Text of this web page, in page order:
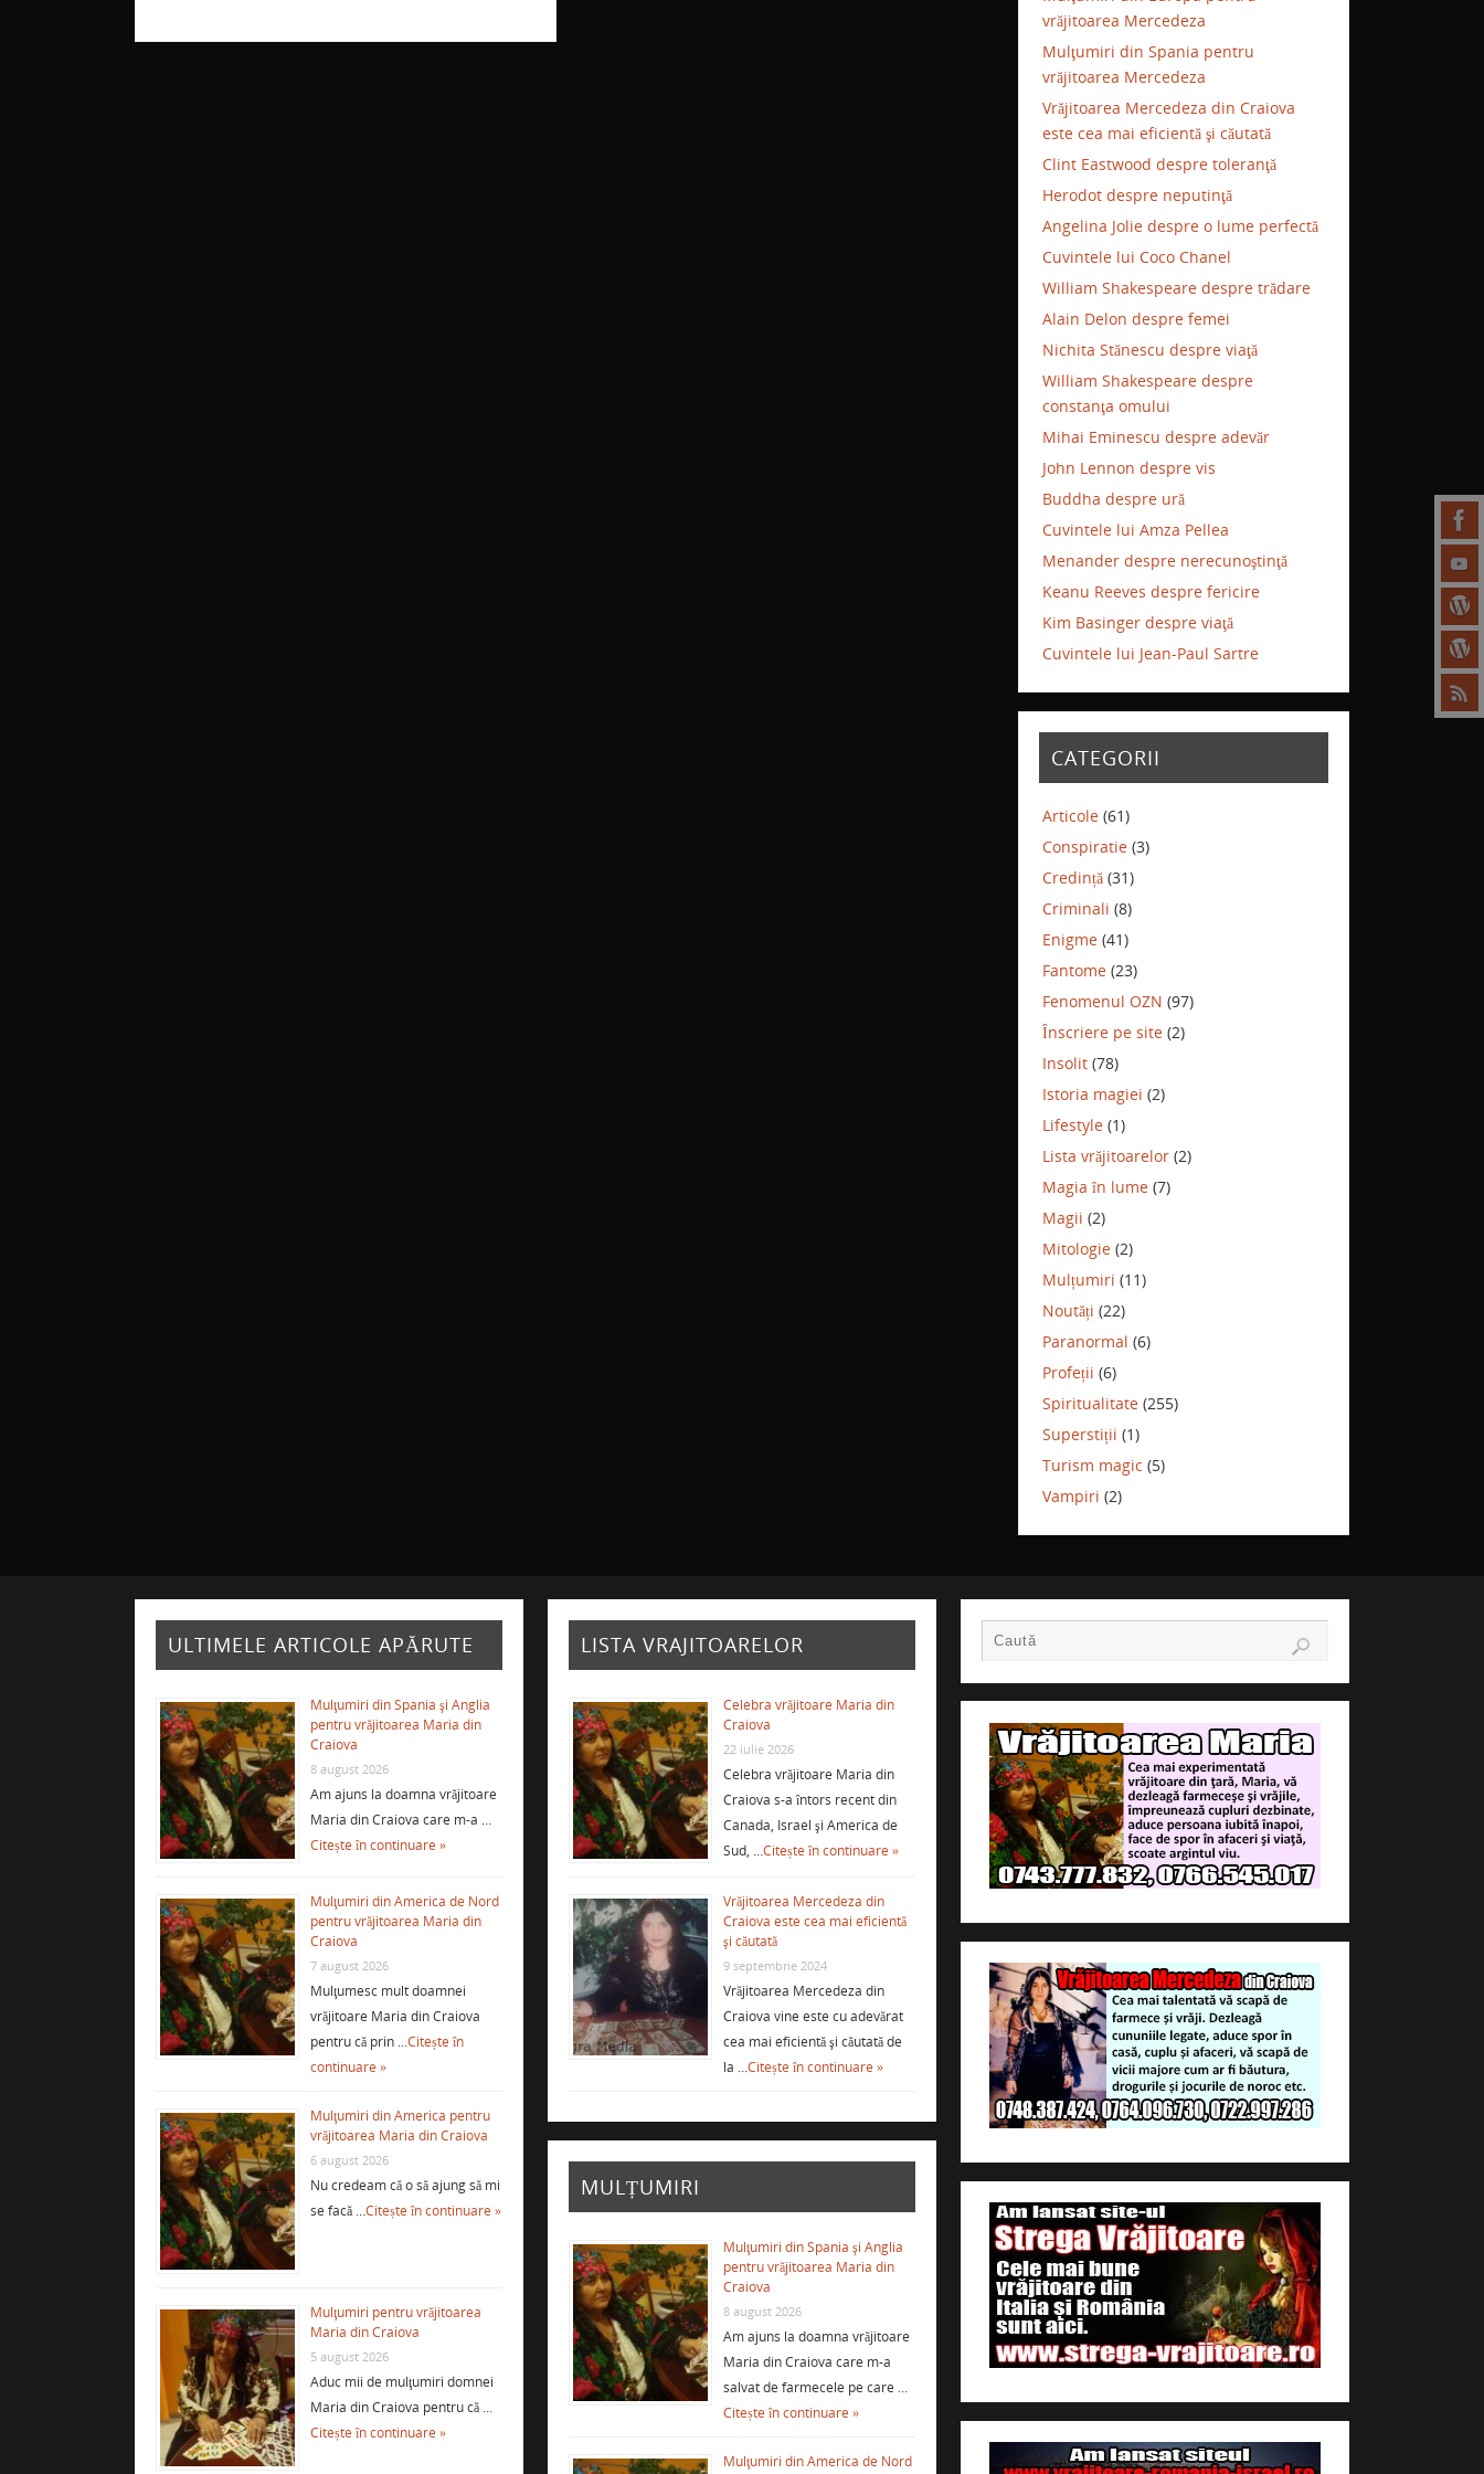
vrăjitoarea Mercedeza
Mulţumiri din Spania pentru
vrăjitoarea Mercedeza
Vrăjitoarea Mercedeza din Craiova
este cea mai eficientă şi căutată
Clint Eastwood despre toleranţă
Herodot despre neputinţă
Angelina Jolie despre o lume perfectă
Cuvintele lui Coco Chanel
William Shakespeare despre trădare
Alain Delon despre femei
Nichita Stănescu despre viaţă
William Shakespeare despre
constanţa omului
Mihai Eminescu despre adevăr
John Lennon despre vis
Buddha despre ură
Cuvintele lui Amza Pellea
Menander despre nerecunoştinţă
Keanu Reeves despre fericire
Kim Basinger despre viaţă
Cuvintele lui Jean-Paul Sartre
CATEGORII
Articole (61)
Conspiratie (3)
Credință (31)
Criminali (8)
Enigme (41)
Fantome (23)
Fenomenul OZN (97)
Înscriere pe site (2)
Insolit (78)
Istoria magiei (2)
Lifestyle (1)
Lista vrăjitoarelor (2)
Magia în lume (7)
Magii (2)
Mitologie (2)
Mulțumiri (11)
Noutăți (22)
Paranormal (6)
Profeții (6)
Spiritualitate (255)
Superstiții (1)
Turism magic (5)
Vampiri (2)
ULTIMELE ARTICOLE APĂRUTE
Mulţumiri din Spania şi Anglia
pentru vrăjitoarea Maria din
Craiova
8 august 2026
Am ajuns la doamna vrăjitoare
Maria din Craiova care m-a …
Citește în continuare »
Mulţumiri din America de Nord
pentru vrăjitoarea Maria din
Craiova
7 august 2026
Mulţumesc mult doamnei
vrăjitoare Maria din Craiova
pentru că prin …Citește în
continuare »
Mulţumiri din America pentru
vrăjitoarea Maria din Craiova
6 august 2026
Nu credeam că o să ajung să mi
se facă …Citește în continuare »
Mulţumiri pentru vrăjitoarea
Maria din Craiova
5 august 2026
Aduc mii de mulţumiri domnei
Maria din Craiova pentru că …
Citește în continuare »
LISTA VRAJITOARELOR
Celebra vrăjitoare Maria din
Craiova
22 iulie 2026
Celebra vrăjitoare Maria din
Craiova s-a întors recent din
Canada, Israel şi America de
Sud, …Citește în continuare »
Vrăjitoarea Mercedeza din
Craiova este cea mai eficientă
şi căutată
9 septembrie 2024
Vrăjitoarea Mercedeza din
Craiova vine este cu adevărat
cea mai eficientă şi căutată de
la …Citește în continuare »
MULȚUMIRI
Mulţumiri din Spania şi Anglia
pentru vrăjitoarea Maria din
Craiova
8 august 2026
Am ajuns la doamna vrăjitoare
Maria din Craiova care m-a
salvat de farmecele pe care …
Citește în continuare »
Mulţumiri din America de Nord